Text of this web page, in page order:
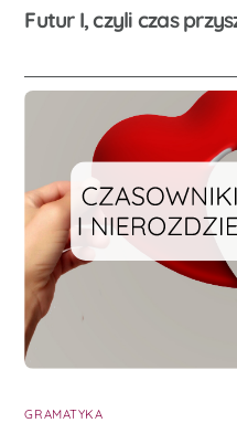
Futur I, czyli czas
GRAMATYKA